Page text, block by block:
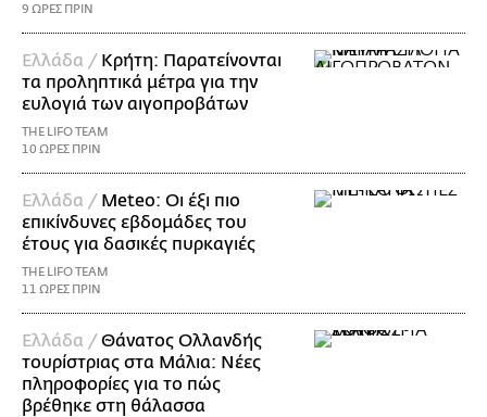
9 ΩΡΕΣ ΠΡΙΝ
Ελλάδα / Κρήτη: Παρατείνονται
τα προληπτικά μέτρα για την
ευλογιά των αιγοπροβάτων
THE LIFO TEAM
10 ΩΡΕΣ ΠΡΙΝ
Ελλάδα / Meteo: Οι έξι πιο
επικίνδυνες εβδομάδες του
έτους για δασικές πυρκαγιές
THE LIFO TEAM
11 ΩΡΕΣ ΠΡΙΝ
Ελλάδα /Θάνατος Ολλανδής
τουρίστριας στα Μάλια: Νέες
πληροφορίες για το πώς
βρέθηκε στη θάλασσα